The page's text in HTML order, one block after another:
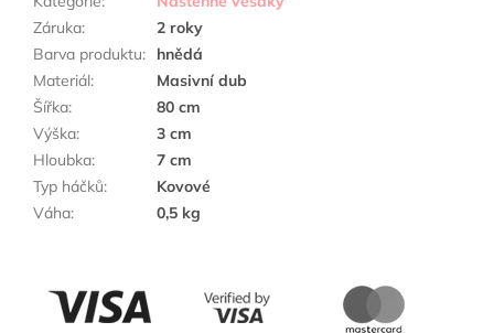
Záruka:
2 roky
Barva produktu:
hnědá
Materiál:
Masivní dub
Šířka:
80 cm
Výška:
3 cm
Hloubka:
7 cm
Typ háčků:
Kovové
Váha: 0,5 kg